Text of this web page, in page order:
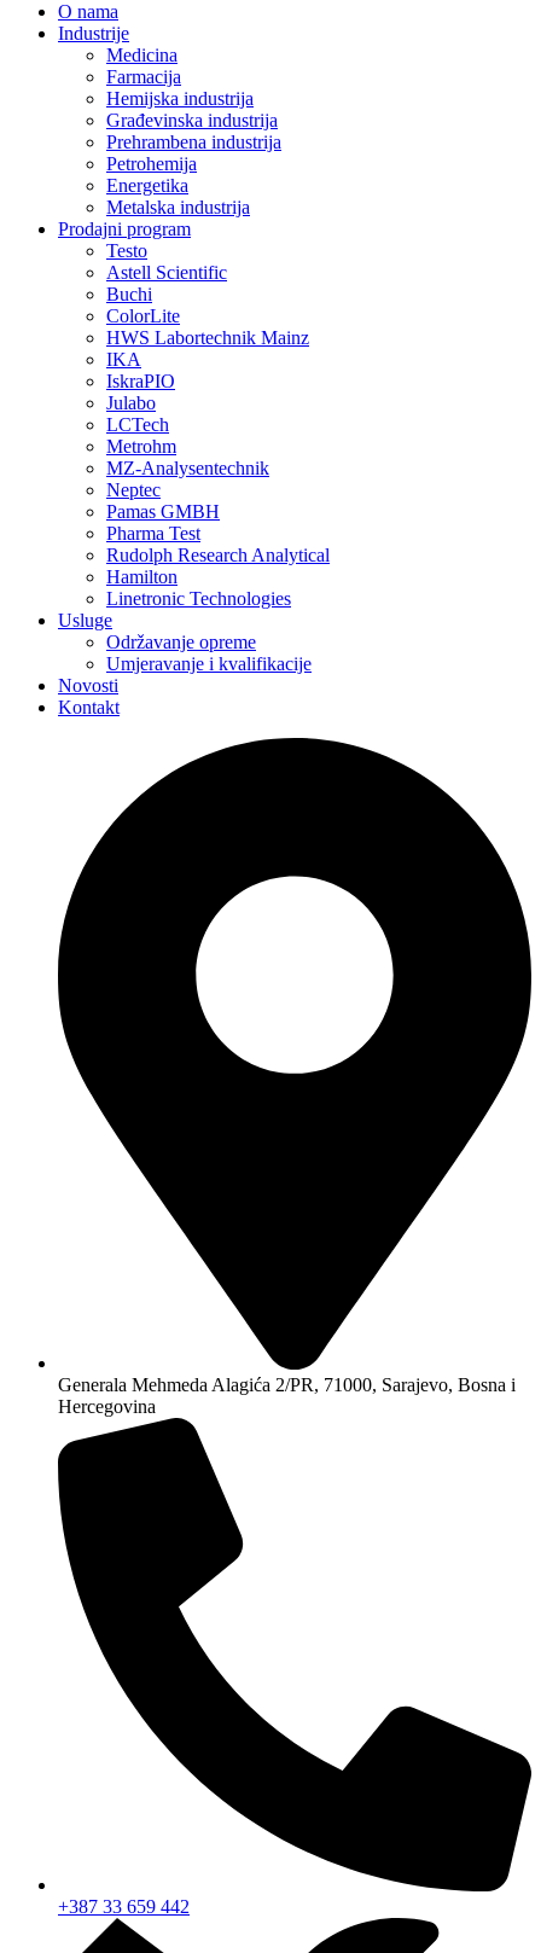
O nama
Industrije
Medicina
Farmacija
Hemijska industrija
Građevinska industrija
Prehrambena industrija
Petrohemija
Energetika
Metalska industrija
Prodajni program
Testo
Astell Scientific
Buchi
ColorLite
HWS Labortechnik Mainz
IKA
IskraPIO
Julabo
LCTech
Metrohm
MZ-Analysentechnik
Neptec
Pamas GMBH
Pharma Test
Rudolph Research Analytical
Hamilton
Linetronic Technologies
Usluge
Održavanje opreme
Umjeravanje i kvalifikacije
Novosti
Kontakt
Generala Mehmeda Alagića 2/PR, 71000, Sarajevo, Bosna i
Hercegovina
+387 33 659 442